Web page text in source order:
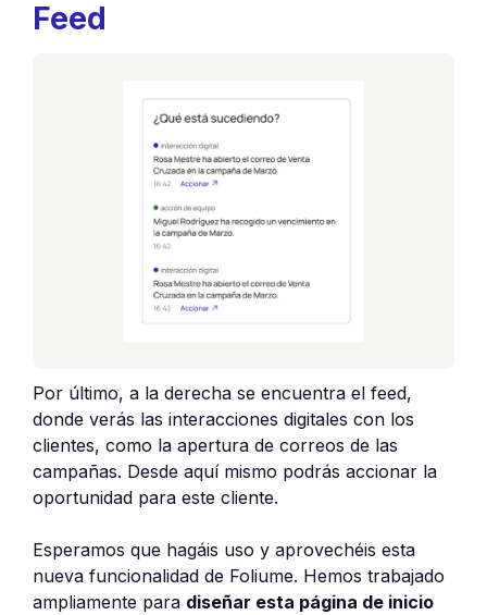
Feed
Por último, a la derecha se encuentra el feed,
donde verás las interacciones digitales con los
clientes, como la apertura de correos de las
campañas. Desde aquí mismo podrás accionar la
oportunidad para este cliente.
Esperamos que hagáis uso y aprovechéis esta
nueva funcionalidad de Foliume. Hemos trabajado
ampliamente para diseñar esta página de inicio